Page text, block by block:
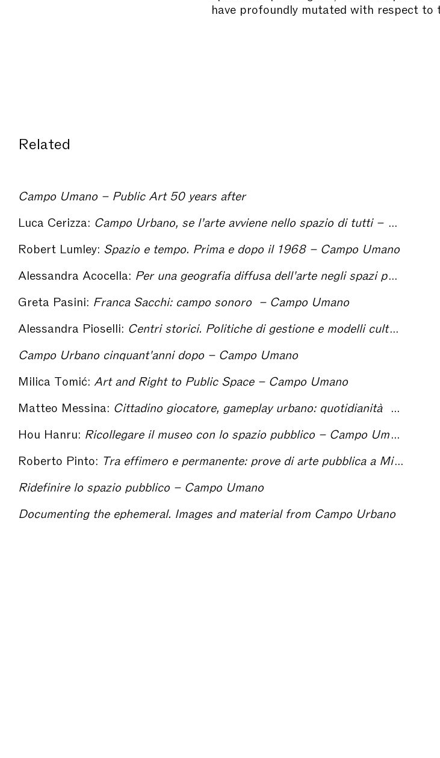
have profoundly mutated with respect to
Related
Campo Umano – Public Art 50 years after
Luca Cerizza: Campo Urbano, se l’arte avviene nello spazio di tutti – Campo Umano
Robert Lumley: Spazio e tempo. Prima e dopo il 1968 – Campo Umano
Alessandra Acocella: Per una geografia diffusa dell'arte negli spazi pubblici (1967-1970) – Campo Umano
Greta Pasini: Franca Sacchi: campo sonoro – Campo Umano
Alessandra Pioselli: Centri storici. Politiche di gestione e modelli culturali tra gli anni Sessanta e Settanta – Campo Umano
Campo Urbano cinquant'anni dopo – Campo Umano
Milica Tomić: Art and Right to Public Space – Campo Umano
Matteo Messina: Cittadino giocatore, gameplay urbano: quotidianità virtuale nelle smart cities cinesi – Campo Umano
Hou Hanru: Ricollegare il museo con lo spazio pubblico – Campo Umano
Roberto Pinto: Tra effimero e permanente: prove di arte pubblica a Milano negli ultimi vent'anni – Campo Umano
Ridefinire lo spazio pubblico – Campo Umano
Documenting the ephemeral. Images and material from Campo Urbano